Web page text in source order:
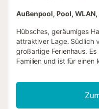
Außenpool, Pool,
Hübsches, geräumiges
attraktiver Lage. Südlich
großartige Ferienhaus.
Familien und ist für einen
verbringen Sie
hellen Wohnzimmern. In
einer Runde Billard